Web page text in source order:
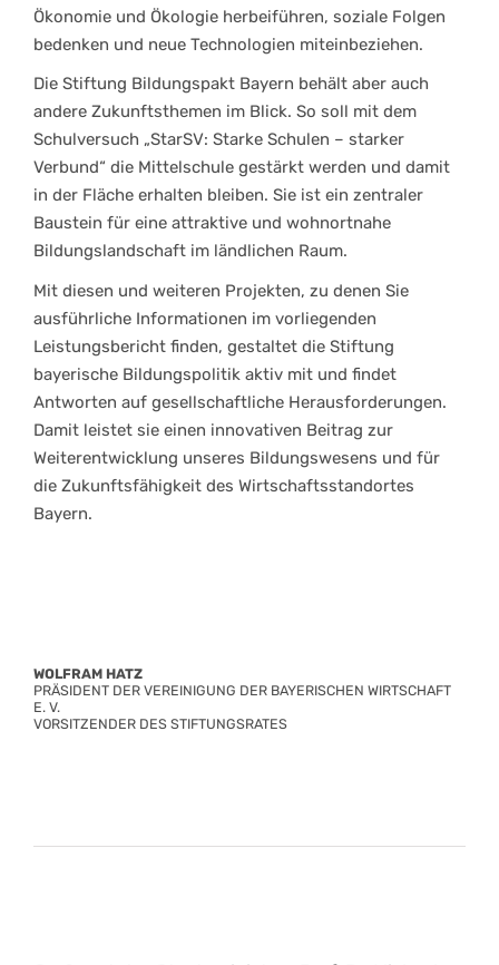
Ökonomie und Ökologie herbeiführen, soziale Folgen
bedenken und neue Technologien miteinbeziehen.
Die Stiftung Bildungspakt Bayern behält aber auch
andere Zukunftsthemen im Blick. So soll mit dem
Schulversuch „StarSV: Starke Schulen – starker
Verbund“ die Mittelschule gestärkt werden und damit
in der Fläche erhalten bleiben. Sie ist ein zentraler
Baustein für eine attraktive und wohnortnahe
Bildungslandschaft im ländlichen Raum.
Mit diesen und weiteren Projekten, zu denen Sie
ausführliche Informationen im vorliegenden
Leistungsbericht finden, gestaltet die Stiftung
bayerische Bildungspolitik aktiv mit und findet
Antworten auf gesellschaftliche Herausforderungen.
Damit leistet sie einen innovativen Beitrag zur
Weiterentwicklung unseres Bildungswesens und für
die Zukunftsfähigkeit des Wirtschaftsstandortes
Bayern.
WOLFRAM HATZ
PRÄSIDENT DER VEREINIGUNG DER BAYERISCHEN WIRTSCHAFT
E. V.
VORSITZENDER DES STIFTUNGSRATES